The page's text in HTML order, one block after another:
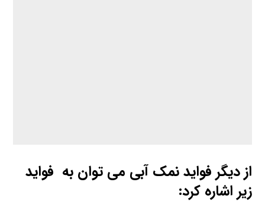
از دیگر فواید نمک آبی می توان به فواید
زیر اشاره کرد: